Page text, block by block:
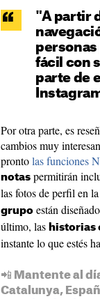
"A partir
fácil con
parte de
Por otra parte, es
cambios muy
prontolas funciones
notas permitirán
las fotos de perfil en
grupo están
último, las historias
instante lo que estés
📲 Mantente al
Catalunya,